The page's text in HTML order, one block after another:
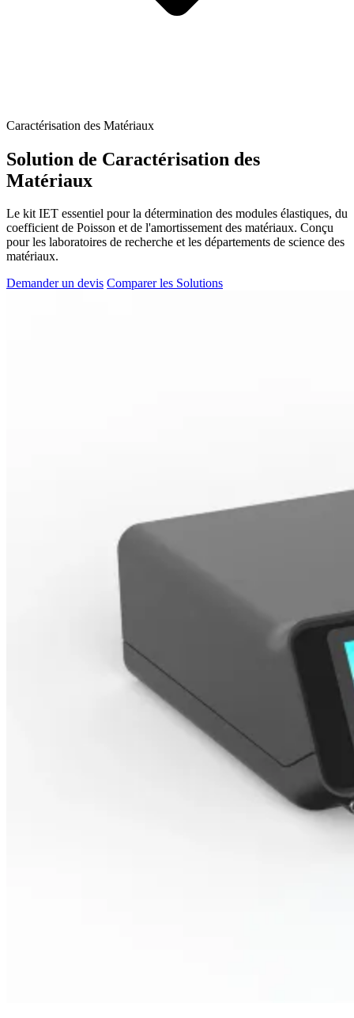
Caractérisation des Matériaux
Solution de Caractérisation des
Matériaux
Le kit IET essentiel pour la détermination des modules élastiques, du
coefficient de Poisson et de l'amortissement des matériaux. Conçu
pour les laboratoires de recherche et les départements de science des
matériaux.
Demander un devis Comparer les Solutions